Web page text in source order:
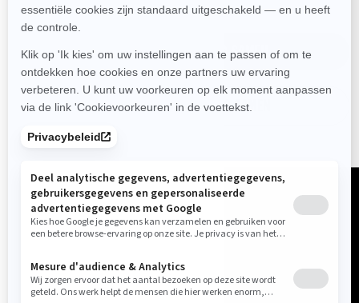
STEL JE SSV/ATV-VOERTUIG SAMEN
STEL JE 3-WIELIG VOERTUIG SAMEN